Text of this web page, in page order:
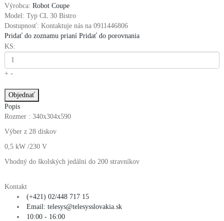
Výrobca: Robot Coupe
Model: Typ CL 30 Bistro
Dostupnosť: Kontaktuje nás na 0911446806
Pridať do zoznamu prianí Pridať do porovnania
KS:
+ -
Popis
Rozmer : 340x304x590
Výber z 28 diskov
0,5 kW /230 V
Vhodný do školských jedálni do 200 stravníkov
Kontakt
(+421) 02/448 717 15
Email: telesys@telesysslovakia.sk
10:00 - 16:00